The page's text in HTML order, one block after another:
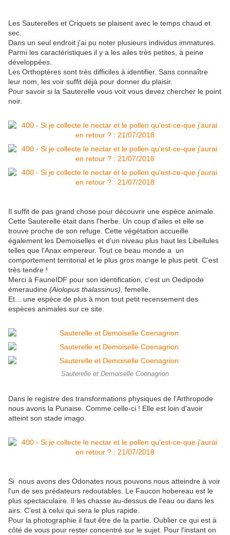
Les Sauterelles et Criquets se plaisent avec le temps chaud et
sec.
Dans un seul endroit j'ai pu noter plusieurs individus immatures.
Parmi les caractéristiques il y a les ailes très petites, à peine
développées.
Les Orthoptères sont très difficiles à identifier. Sans connaître
leur nom, les voir suffit déjà pour donner du plaisir.
Pour savoir si la Sauterelle vous voit vous devez chercher le point
noir.
Il suffit de pas grand chose pour découvrir une espèce animale.
Cette Sauterelle était dans l'herbe. Un coup d'ailes et elle se
trouve proche de son refuge. Cette végétation accueille
également les Demoiselles et d'un niveau plus haut les Libellules
telles que l'Anax empereur. Tout ce beau monde a un
comportement territorial et le plus gros mange le plus petit. C'est
très tendre !
Merci à FauneIDF pour son identification, c'est un Oedipode
émeraudine (Aiolopus thalassinus) , femelle
Et... une espèce de plus à mon tout petit recensement des
espèces animales sur ce site.
Sauterelle et Demoiselle Coenagrion
Dans le registre des transformations physiques de l'Arthropode
nous avons la Punaise. Comme celle-ci ! Elle est loin d'avoir
atteint son stade imago.
Si nous avons des Odonates nous pouvons nous atteindre à voir
l'un de ses prédateurs redoutables. Le Faucon hobereau est le
plus spectaculaire. Il les chasse au-dessus de l'eau ou dans les
airs. C'est à celui qui sera le plus rapide.
Pour la photographie il faut être de la partie. Oublier ce qui est à
côté de vous pour rester concentré sur le sujet. Pour l'instant on